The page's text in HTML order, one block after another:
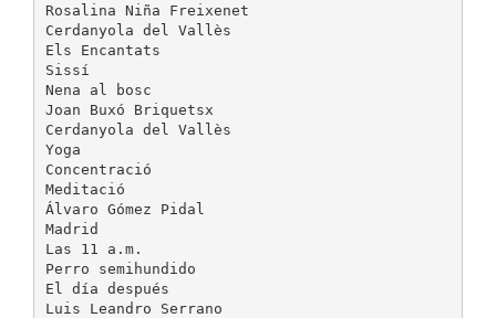
Rosalina Niña Freixenet
Cerdanyola del Vallès
Els Encantats
Sissí
Nena al bosc
Joan Buxó Briquetsx
Cerdanyola del Vallès
Yoga
Concentració
Meditació
Álvaro Gómez Pidal
Madrid
Las 11 a.m.
Perro semihundido
El día después
Luis Leandro Serrano